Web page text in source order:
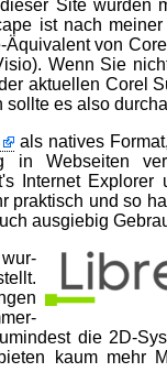
Site wur­den
ist nach
Äqui­va­lent von
Wenn Sie
ak­tu­el­len Corel
es al­so
als na­ti­ves
in Web­sei­ten
In­ter­net
prak­tisch und so
aus­gie­big
wur­
die 2D-
kaum mehr